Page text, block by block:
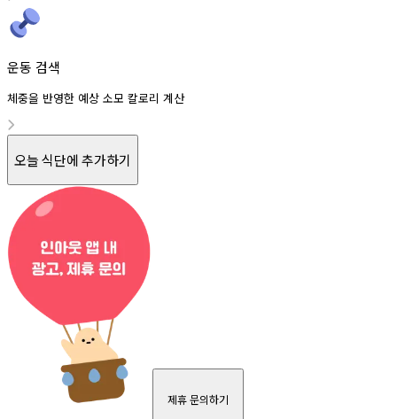
운동 검색
체중을 반영한 예상 소모 칼로리 계산
오늘 식단에 추가하기
제휴 문의하기